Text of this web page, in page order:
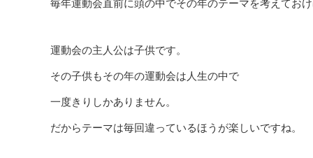
毎年運動会直前に頭の中でその年のテーマを考えておけ
運動会の主人公は子供です。
その子供もその年の運動会は人生の中で
一度きりしかありません。
だからテーマは毎回違っているほうが楽しいですね。